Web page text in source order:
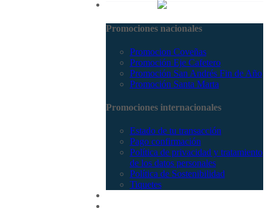
Promociones nacionales
Promocion Coveñas
Promoción Eje Cafetero
Promoción San Andrés Fin de Año
Promoción Santa Marta
Promociones internacionales
Estado de tu transacción
Pago confirmación
Política de privacidad y tratamiento
de los datos personales
Política de Sostenibilidad
Tiquetes